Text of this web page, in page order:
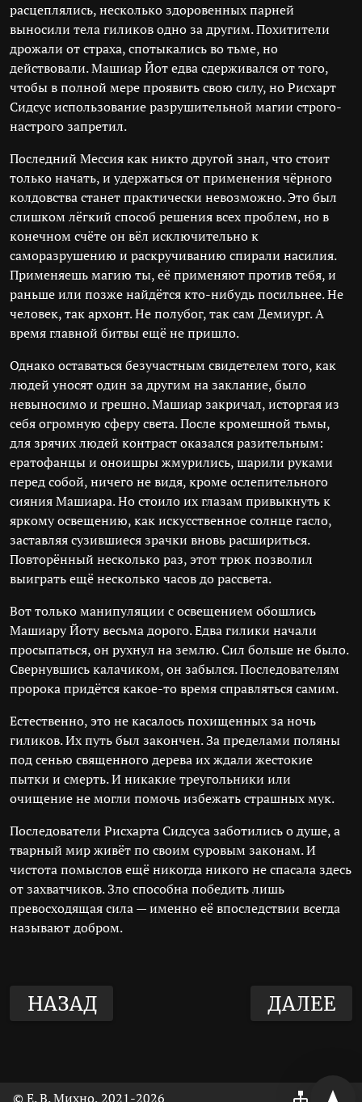
расцеплялись, несколько здоровенных парней
выносили тела гиликов одно за другим. Похитители
дрожали от страха, спотыкались во тьме, но
действовали. Машиар Йот едва сдерживался от того,
чтобы в полной мере проявить свою силу, но Рисхарт
Сидсус использование разрушительной магии строго-
настрого запретил.
Последний Мессия как никто другой знал, что стоит
только начать, и удержаться от применения чёрного
колдовства станет практически невозможно. Это был
слишком лёгкий способ решения всех проблем, но в
конечном счёте он вёл исключительно к
саморазрушению и раскручиванию спирали насилия.
Применяешь магию ты, её применяют против тебя, и
раньше или позже найдётся кто-нибудь посильнее. Не
человек, так архонт. Не полубог, так сам Демиург. А
время главной битвы ещё не пришло.
Однако оставаться безучастным свидетелем того, как
людей уносят один за другим на заклание, было
невыносимо и грешно. Машиар закричал, исторгая из
себя огромную сферу света. После кромешной тьмы,
для зрячих людей контраст оказался разительным:
ератофанцы и оноишры жмурились, шарили руками
перед собой, ничего не видя, кроме ослепительного
сияния Машиара. Но стоило их глазам привыкнуть к
яркому освещению, как искусственное солнце гасло,
заставляя сузившиеся зрачки вновь расшириться.
Повторённый несколько раз, этот трюк позволил
выиграть ещё несколько часов до рассвета.
Вот только манипуляции с освещением обошлись
Машиару Йоту весьма дорого. Едва гилики начали
просыпаться, он рухнул на землю. Сил больше не было.
Свернувшись калачиком, он забылся. Последователям
пророка придётся какое-то время справляться самим.
Естественно, это не касалось похищенных за ночь
гиликов. Их путь был закончен. За пределами поляны
под сенью священного дерева их ждали жестокие
пытки и смерть. И никакие треугольники или
очищение не могли помочь избежать страшных мук.
Последователи Рисхарта Сидсуса заботились о душе, а
тварный мир живёт по своим суровым законам. И
чистота помыслов ещё никогда никого не спасала здесь
от захватчиков. Зло способна победить лишь
превосходящая сила — именно её впоследствии всегда
называют добром.
НАЗАД ДАЛЕЕ
© Е. В. Михно, 2021-2026